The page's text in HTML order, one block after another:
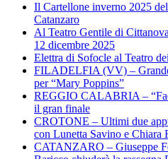
Il Cartellone inverno 2025
Catanzaro
Al Teatro Gentile di
12 dicembre 2025
Elettra di Sofocle al Teatro
FILADELFIA (VV) – Grande
per “Mary Poppins”
REGGIO CALABRIA –
il gran finale
CROTONE – Ultimi due
con Lunetta Savino e Chiara
CATANZARO – Giuseppe